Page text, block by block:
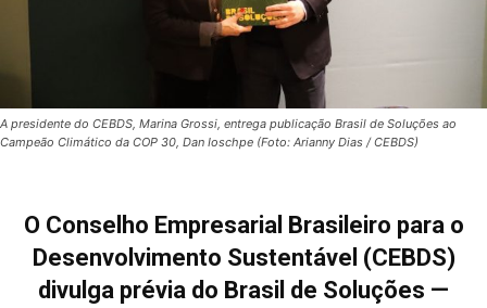
A presidente do CEBDS, Marina Grossi, entrega publicação Brasil de Soluções ao
Campeão Climático da COP 30, Dan Ioschpe (Foto: Arianny Dias / CEBDS)
O Conselho Empresarial Brasileiro para o
Desenvolvimento Sustentável (CEBDS)
divulga prévia do Brasil de Soluções —